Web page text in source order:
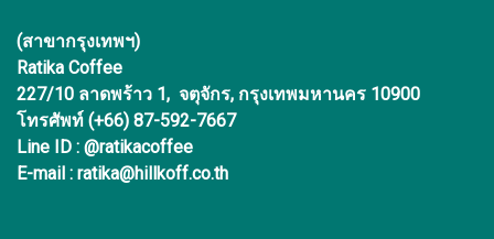
(สาขากรุงเทพฯ)
Ratika Coffee
227/10 ลาดพร้าว 1, จตุจักร, กรุงเทพมหานคร 10900
โทรศัพท์ (+66) 87-592-7667
Line ID : @ratikacoffee
E-mail : ratika@hillkoff.co.th